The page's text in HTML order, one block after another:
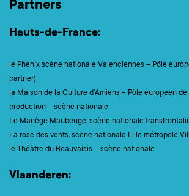
Partners
Hauts-de-France:
le Phénix scène nationale Valenciennes – Pôle
partner)
la Maison de la Culture d’Amiens – Pôle européen
production – scène nationale
Le Manège Maubeuge, scène nationale
La rose des vents, scène nationale Lille métropole
le Théâtre du Beauvaisis – scène nationale
Vlaanderen: